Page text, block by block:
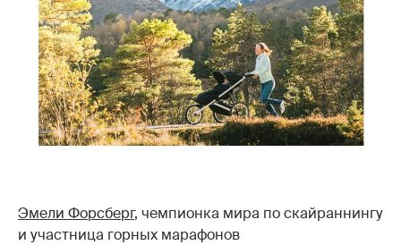
Эмели Форсберг, чемпионка мира по скайраннингу
и участница горных марафонов